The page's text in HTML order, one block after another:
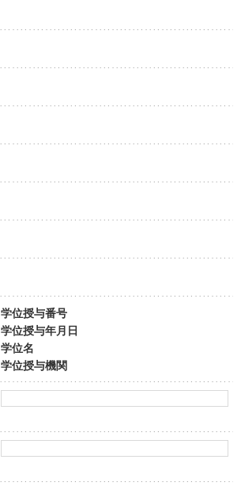
学位授与番号
学位授与年月日
学位名
学位授与機関